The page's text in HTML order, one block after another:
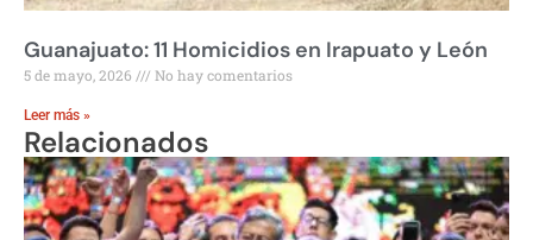
Guanajuato: 11 Homicidios en Irapuato y León
5 de mayo, 2026 No hay comentarios
Leer más »
Relacionados